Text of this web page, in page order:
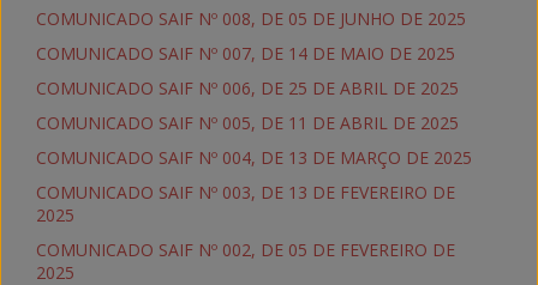
COMUNICADO SAIF Nº 008, DE 05 DE JUNHO DE 2025
COMUNICADO SAIF Nº 007, DE 14 DE MAIO DE 2025
COMUNICADO SAIF Nº 006, DE 25 DE ABRIL DE 2025
COMUNICADO SAIF Nº 005, DE 11 DE ABRIL DE 2025
COMUNICADO SAIF Nº 004, DE 13 DE MARÇO DE 2025
COMUNICADO SAIF Nº 003, DE 13 DE FEVEREIRO DE
2025
COMUNICADO SAIF Nº 002, DE 05 DE FEVEREIRO DE
2025